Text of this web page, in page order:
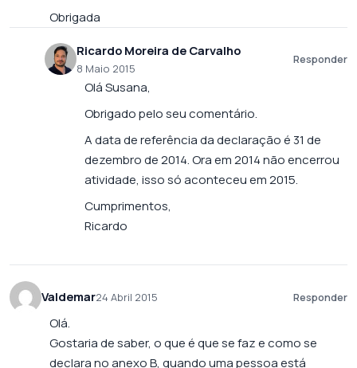
Obrigada
Ricardo Moreira de Carvalho
8 Maio 2015
Responder
Olá Susana,
Obrigado pelo seu comentário.
A data de referência da declaração é 31 de
dezembro de 2014. Ora em 2014 não encerrou
atividade, isso só aconteceu em 2015.
Cumprimentos,
Ricardo
Valdemar24 Abril 2015 Responder
Olá.
Gostaria de saber, o que é que se faz e como se
declara no anexo B, quando uma pessoa está